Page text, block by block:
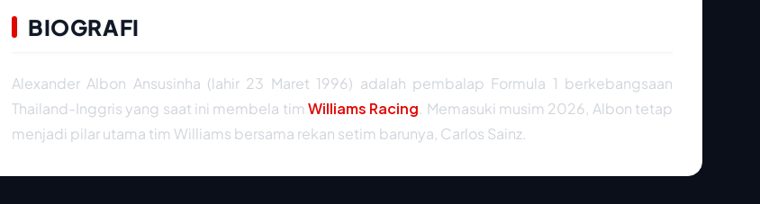
BIOGRAFI
Alexander Albon Ansusinha (lahir 23 Maret 1996) adalah pembalap Formula 1 berkebangsaan
Thailand-Inggris yang saat ini membela tim Williams Racing. Memasuki musim 2026, Albon tetap
menjadi pilar utama tim Williams bersama rekan setim barunya, Carlos Sainz.